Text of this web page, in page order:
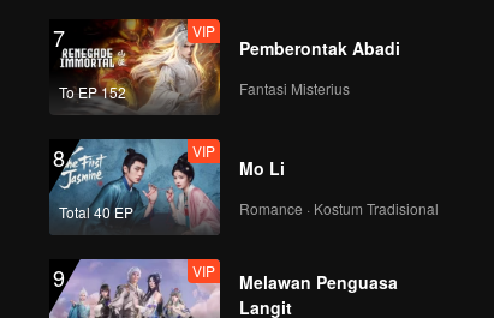
7
To EP 152
VIP
Pemberontak Abadi
Fantasi Misterius
8
Total 40 EP
VIP
Mo Li
Romance · Kostum Tradisional
9 VIP
Melawan Penguasa
Langit